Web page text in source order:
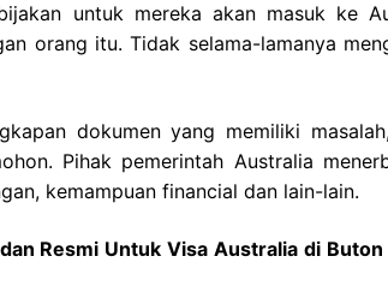
untuk mereka akan masuk ke
orang itu. Tidak selama-lamanya
dokumen yang memiliki
Pihak pemerintah Australia
kemampuan financial dan lain-lain.
Resmi Untuk Visa Australia di